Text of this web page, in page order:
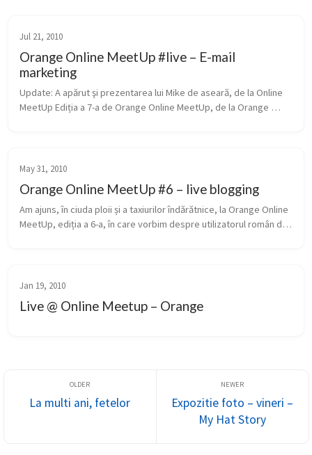
Jul 21, 2010
Orange Online MeetUp #live – E-mail
marketing
Update: A apărut şi prezentarea lui Mike de aseară, de la Online
MeetUp Ediția a 7-a de Orange Online MeetUp, de la Orange
May 31, 2010
Orange Online MeetUp #6 – live blogging
Am ajuns, în ciuda ploii și a taxiurilor îndărătnice, la Orange Online
MeetUp, ediția a 6-a, în care vorbim despre utilizatorul român de
Jan 19, 2010
Live @ Online Meetup – Orange
La multi ani, fetelor
Expozitie foto – vineri –
My Hat Story